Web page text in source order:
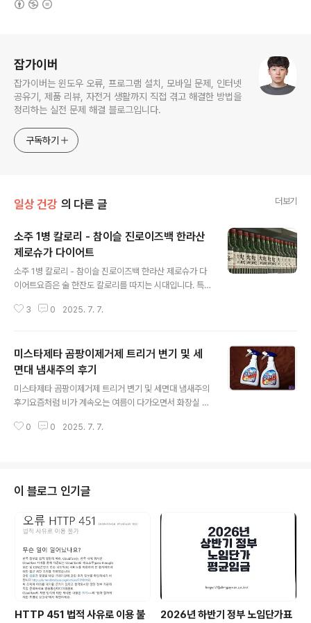
잡가이버
잡가이버는 윈도우 오류, 프로그램 설치, 모바일 문제, 인터넷
공유기, 제품 리뷰, 자전거 생활까지 직접 겪고 해결한 방법을
정리하는 실전 문제 해결 블로그입니다.
구독하기
일상 건강 의 다른 글 더보기
소주 1병 칼로리 - 참이슬 진로이즈백 한라산
제로슈가 다이어트
소주 1병 칼로리 - 참이슬 진로이즈백 한라산 제로슈가 다
이어트요즘은 술 한잔도 칼로리를 따지는 시대입니다. 특
이거나 건강을 신경 쓰는 사람이라면 그 칼로리에 더욱 민
낮은 칼로리를 갖고 있는지 헷갈리기 쉽습니다.그럼 우리
가 흔히 마시는 참이슬, 진로이즈백, 한라산, 제로슈가 소주
등 다양한 소주의 칼로리를 비교해보고, 다이어트와 술의
관계, 술을 마실 때 피해야 할 안주 조합, 그리고 체중 증가
로 이어지지 않기 위한 관리 방법까지 현실적인 시각으로
살펴보려 합니다.'술만 줄이면 살 빠질까?'라는 질문에 대
3 0 2025. 7. 7.
미스타제타 곰팡이제거제 트리거 변기 및 세
면대 냄새주의 후기
미스타제타 곰팡이제거제 트리거 변기 및 세면대 냄새주의
후기요즘처럼 비가 계속오는 여름이 다가오면서 화장실 곰
에만 곰팡이가 있는 줄 알았는데, 변기와 세면대 등 손에 직
이 제거뿐만 아니라 99.9%의 세척과 살균 효과를 갖추고
있어서 매우 효과적이었습니다.미스타제타 곰팡이제거제
트리거 500ml은 화장실 곰팡이 제거에 효과적인 제품으
로, 그 성능은 고객들의 만족도를 통해 입증된 바 있습니다.
이 제품은 99.9%의 높은 세척률과 살균력을 가지고 있어,
곰팡이 문제를 가진 공간에 대해 확실한 해..
0 0 2025. 7. 7.
이 블로그 인기글
HTTP 451 법적 사유로 이용 불
2026년 하반기 정부 노임단가표